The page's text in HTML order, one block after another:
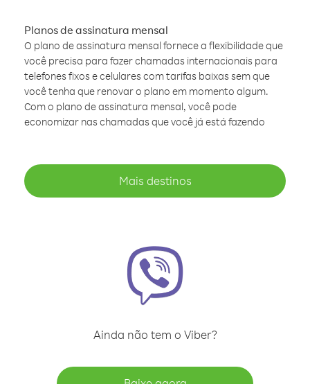
Planos de assinatura mensal
O plano de assinatura mensal fornece a flexibilidade que
você precisa para fazer chamadas internacionais para
telefones fixos e celulares com tarifas baixas sem que
você tenha que renovar o plano em momento algum.
Com o plano de assinatura mensal, você pode
economizar nas chamadas que você já está fazendo
Mais destinos
Ainda não tem o Viber?